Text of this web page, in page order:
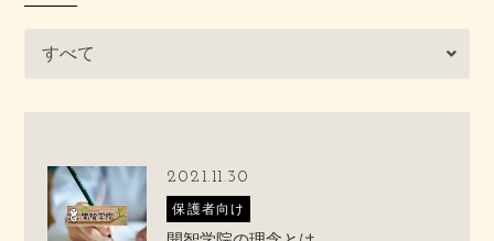
2021.11.30
保護者向け